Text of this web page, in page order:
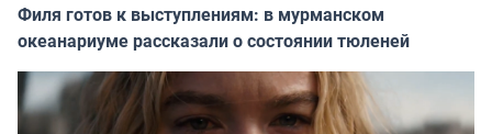
Филя готов к выступлениям: в мурманском
океанариуме рассказали о состоянии тюленей